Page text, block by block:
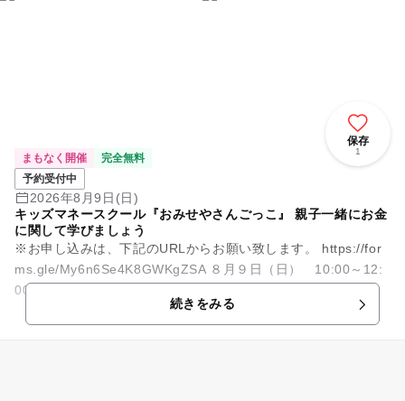
保存
1
まもなく開催
完全無料
予約受付中
2026年8月9日(日)
キッズマネースクール『おみせやさんごっこ』 親子一緒にお金
に関して学びましょう
※お申し込みは、下記のURLからお願い致します。 https://for
ms.gle/My6n6Se4K8GWKgZSA ８月９日（日） 10:00～12:
続きをみる